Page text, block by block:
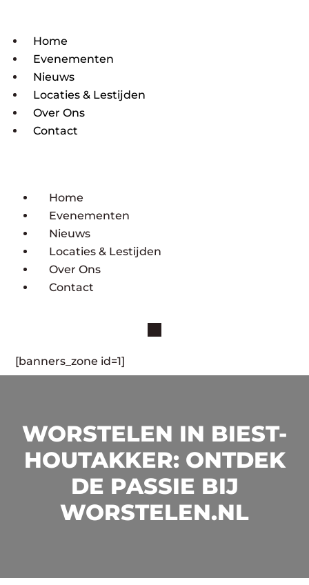
Home
Evenementen
Nieuws
Locaties & Lestijden
Over Ons
Contact
Home
Evenementen
Nieuws
Locaties & Lestijden
Over Ons
Contact
[banners_zone id=1]
WORSTELEN IN BIEST-
HOUTAKKER: ONTDEK
DE PASSIE BIJ
WORSTELEN.NL